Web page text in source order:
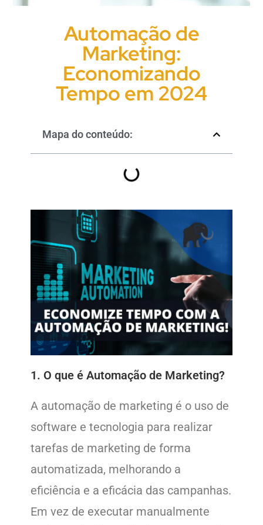
Automação de
Marketing:
Economizando
Tempo em 2024
Mapa do conteúdo:
1. O que é Automação de Marketing?
A automação de marketing é o uso de
software e tecnologia para realizar
tarefas de marketing de forma
automatizada, melhorando a
eficiência e a eficácia das campanhas.
Em vez de executar manualmente